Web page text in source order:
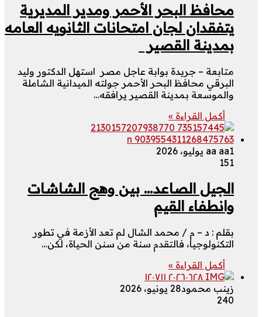
محافظ البحر الأحمر ومدير المديرية
يتفقدان لجان امتحانات الثانويه العامه
بمدينة القصير
متابعة – جريدة بوابة عاجل مصر استهل الدكتور وليد
البرقي محافظ البحر الأحمر جولته الميدانية الشاملة
والموسعة بمدينة القصير يرافقه…
أكمل القراءة »
aa aa1 يوليو، 2026
151
الجيل الصاعد… بين وهج الشاشات
وانطفاء القيم
بقلم : د – م / محمد الشال لم تعد الأزمة في تطور
التكنولوجيا، فالتقدم سنة من سنن الحياة، لكن…
أكمل القراءة »
زينب محمود28 يونيو، 2026
240